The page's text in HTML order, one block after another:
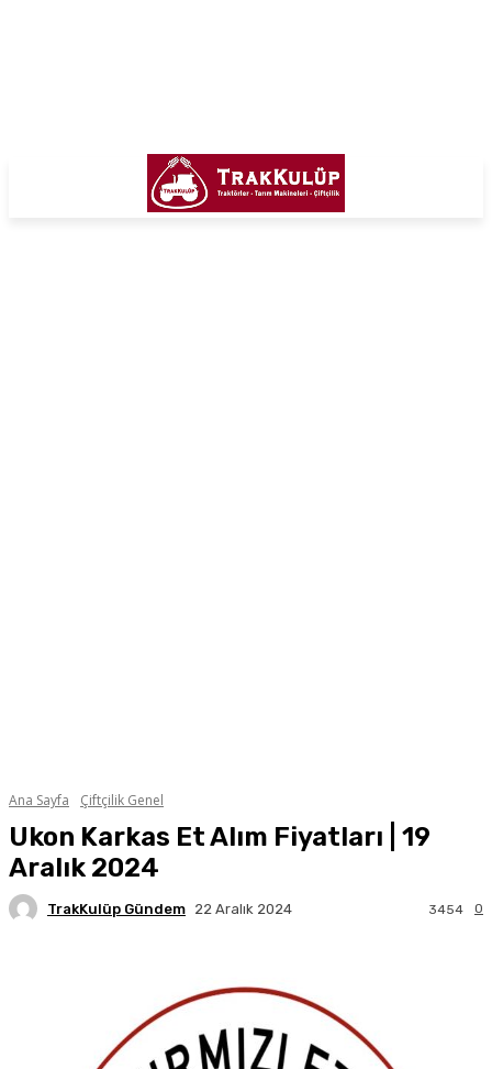
Ana Sayfa Çiftçilik Genel
Ukon Karkas Et Alım Fiyatları | 19
Aralık 2024
TrakKulüp Gündem 22 Aralık 2024 0
3454